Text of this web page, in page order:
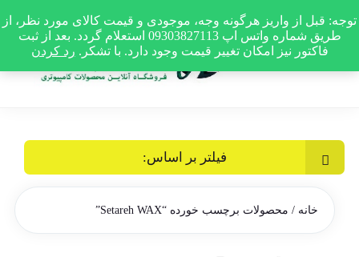
توجه: قبل از واریز هرگونه وجه، موجودی و قیمت کالای مورد نظر، از
طریق شماره واتس اپ 09303827113 استعلام گردد. بعد از ثبت
فاکتور نیز امکان تغییر قیمت وجود دارد. با تشکر. رد کردن
فیلتر بر اساس:
خانه / محصولات برچسب خورده “Setareh WAX”